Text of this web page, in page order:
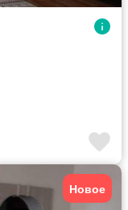
Новое